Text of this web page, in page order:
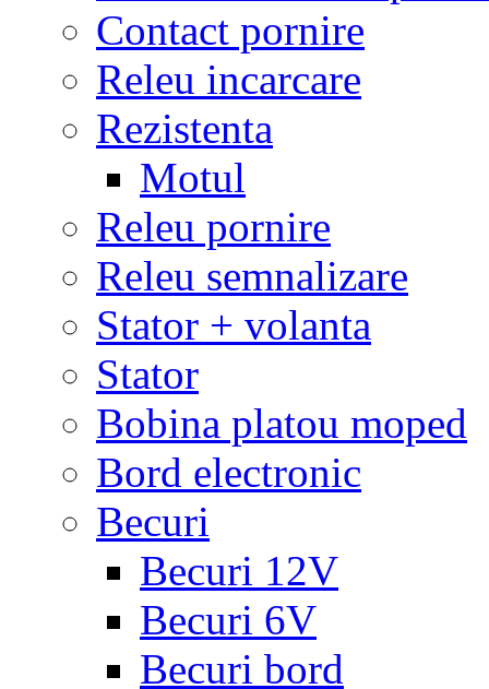
Contact pornire
Releu incarcare
Rezistenta
Motul
Releu pornire
Releu semnalizare
Stator + volanta
Stator
Bobina platou moped
Bord electronic
Becuri
Becuri 12V
Becuri 6V
Becuri bord